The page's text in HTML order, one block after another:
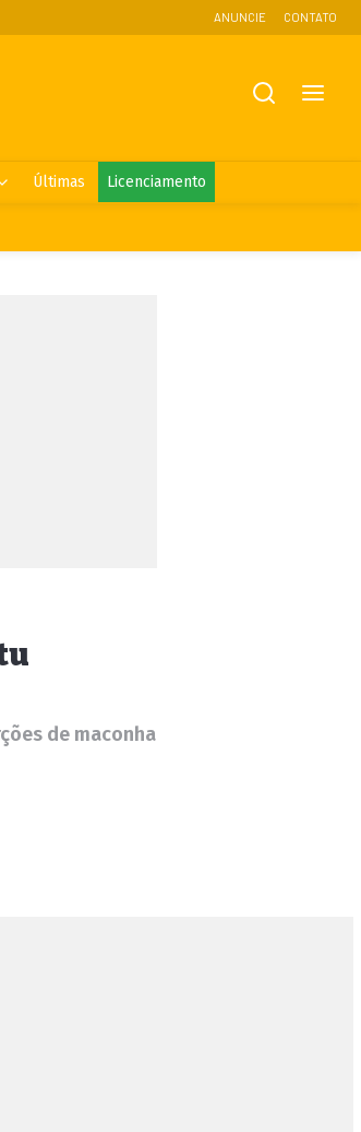
ANUNCIE CONTATO
Últimas Licenciamento
de maconha